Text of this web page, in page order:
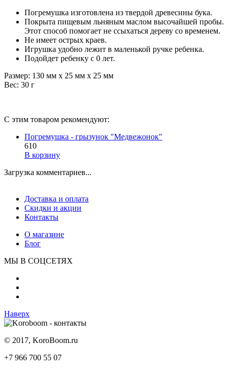
Погремушка изготовлена из твердой древесины бука.
Покрыта пищевым льняным маслом высочайшей пробы.
Этот способ помогает не ссыхаться дереву со временем.
Не имеет острых краев.
Игрушка удобно лежит в маленькой ручке ребенка.
Подойдет ребенку с 0 лет.
Размер: 130 мм х 25 мм х 25 мм
Вес: 30 г
С этим товаром рекомендуют:
Погремушка - грызунок "Медвежонок"
610
В корзину
Загрузка комментариев...
Доставка и оплата
Скидки и акции
Контакты
О магазине
Блог
МЫ В СОЦСЕТЯХ
Наверх
© 2017, KoroBoom.ru
+7 966 700 55 07